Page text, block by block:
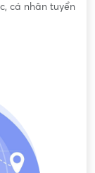
cá nhân tuyển